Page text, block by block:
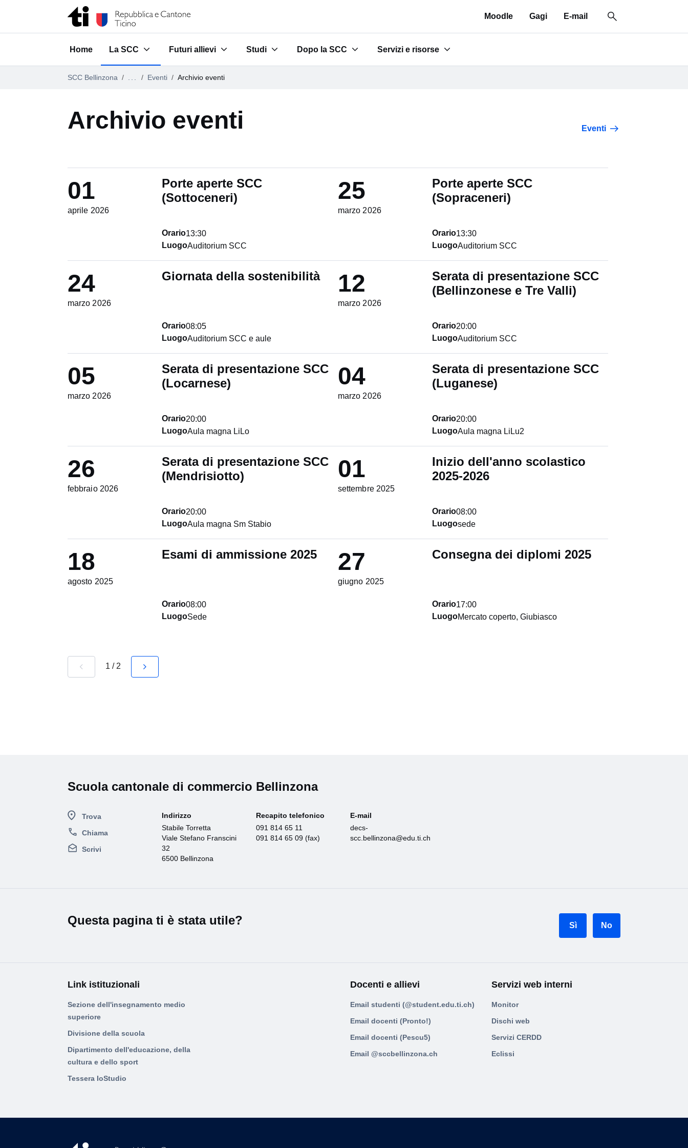
Vai al contenuto della pagina
Moodle
Gagi E-mail
Home La SCC
Submenu for "La SCC"
Futuri allievi
Submenu for "Futuri allievi"
Studi
Submenu for "Studi"
Dopo la SCC
Submenu for "Dopo la SCC"
Servizi e risorse
Submenu for "Servizi e risorse"
SCC Bellinzona Eventi Archivio eventi
Archivio eventi Eventi
01
aprile 2026
Porte aperte SCC
(Sottoceneri)
Orario13:30
LuogoAuditorium SCC
25
marzo 2026
Porte aperte SCC
(Sopraceneri)
Orario13:30
LuogoAuditorium SCC
24
marzo 2026
Giornata della sostenibilità
Orario08:05
LuogoAuditorium SCC e aule
12
marzo 2026
Serata di presentazione SCC
(Bellinzonese e Tre Valli)
Orario20:00
LuogoAuditorium SCC
05
marzo 2026
Serata di presentazione SCC
(Locarnese)
Orario20:00
LuogoAula magna LiLo
04
marzo 2026
Serata di presentazione SCC
(Luganese)
Orario20:00
LuogoAula magna LiLu2
26
febbraio 2026
Serata di presentazione SCC
(Mendrisiotto)
Orario20:00
LuogoAula magna Sm Stabio
01
settembre 2025
Inizio dell'anno scolastico
2025-2026
Orario08:00
Luogosede
18
agosto 2025
Esami di ammissione 2025
Orario08:00
LuogoSede
27
giugno 2025
Consegna dei diplomi 2025
Orario17:00
LuogoMercato coperto, Giubiasco
navigate_before 1 / 2 navigate_next
Scuola cantonale di commercio Bellinzona
Trova
Chiama
Scrivi
Indirizzo
Stabile Torretta
Viale Stefano Franscini
32
6500 Bellinzona
Recapito telefonico
091 814 65 11
091 814 65 09 (fax)
E-mail
decs-
scc.bellinzona@edu.ti.ch
Questa pagina ti è stata utile? Sì No
Link istituzionali
Sezione dell'insegnamento medio
superiore
Divisione della scuola
Dipartimento dell'educazione, della
cultura e dello sport
Tessera IoStudio
Docenti e allievi
Email studenti (@student.edu.ti.ch)
Email docenti (Pronto!)
Email docenti (Pescu5)
Email @sccbellinzona.ch
Servizi web interni
Monitor
Dischi web
Servizi CERDD
Eclissi